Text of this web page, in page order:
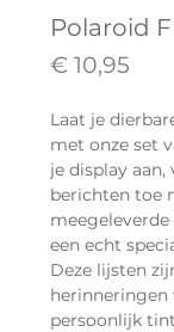
Polaroid
€ 10,95
Laat je
met onze set
je display
berichten toe
een echt
Deze lijsten
herinneringen
persoonlijk